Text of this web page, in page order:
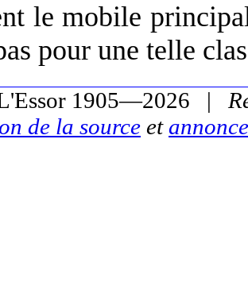
le mobile
pour une telle
1905—2026 |
de la source et